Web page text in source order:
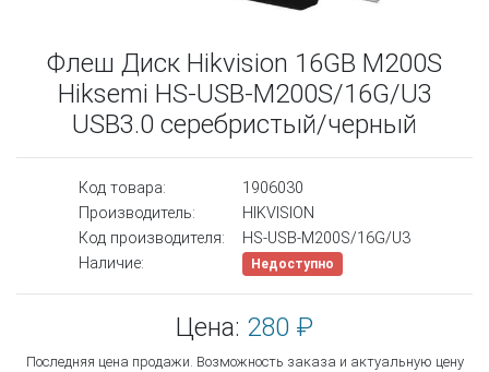
Флеш Диск Hikvision 16GB M200S
Hiksemi HS-USB-M200S/16G/U3
USB3.0 серебристый/черный
Код товара:
1906030
Производитель:
HIKVISION
Код производителя:
HS-USB-M200S/16G/U3
Наличие:
Недоступно
Цена: 280 ₽
Последняя цена продажи. Возможность заказа и актуальную цену